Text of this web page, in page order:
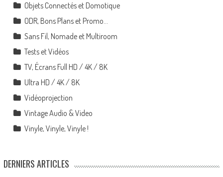
Objets Connectés et Domotique
ODR, Bons Plans et Promo…
Sans Fil, Nomade et Multiroom
Tests et Vidéos
TV, Écrans Full HD / 4K / 8K
Ultra HD / 4K / 8K
Vidéoprojection
Vintage Audio & Video
Vinyle, Vinyle, Vinyle !
DERNIERS ARTICLES